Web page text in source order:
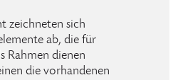
zeichneten sich
ab, die für
Rahmen dienen
die vorhandenen